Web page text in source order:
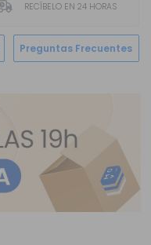
RECÍBELO EN 24 HORAS
Preguntas Frecuentes